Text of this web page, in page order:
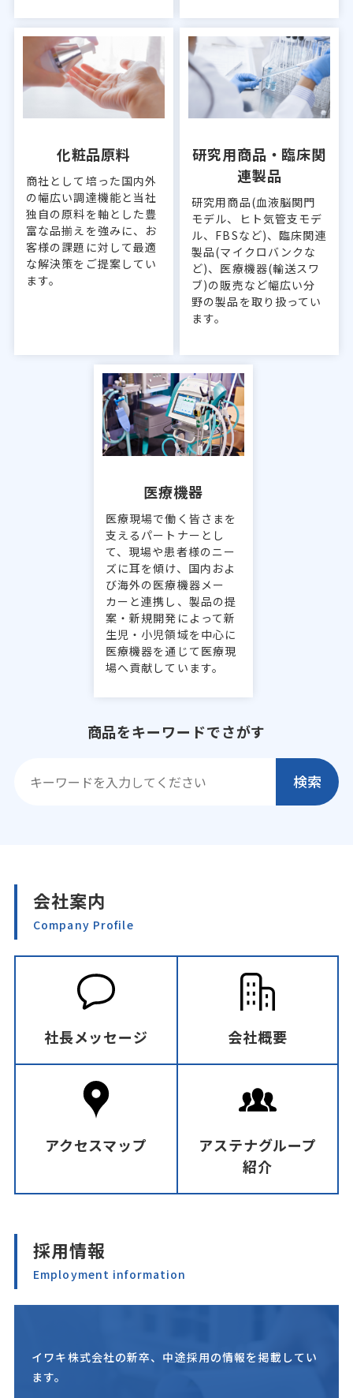
化粧品原料
商社として培った国内外
の幅広い調達機能と当社
独自の原料を軸とした豊
富な品揃えを強みに、お
客様の課題に対して最適
な解決策をご提案してい
ます。
研究用商品・臨床関
連製品
研究用商品(血液脳関門
モデル、ヒト気管支モデ
ル、FBSなど)、臨床関連
製品(マイクロバンクな
ど)、医療機器(輸送スワ
ブ)の販売など幅広い分
野の製品を取り扱ってい
ます。
医療機器
医療現場で働く皆さまを
支えるパートナーとし
て、現場や患者様のニー
ズに耳を傾け、国内およ
び海外の医療機器メー
カーと連携し、製品の提
案・新規開発によって新
生児・小児領域を中心に
医療機器を通じて医療現
場へ貢献しています。
商品をキーワードでさがす
会社案内
Company Profile
社長メッセージ 会社概要
アクセスマップ
アステナグループ
紹介
採用情報
Employment information
イワキ株式会社の新卒、中途採用の情報を掲載してい
ます。